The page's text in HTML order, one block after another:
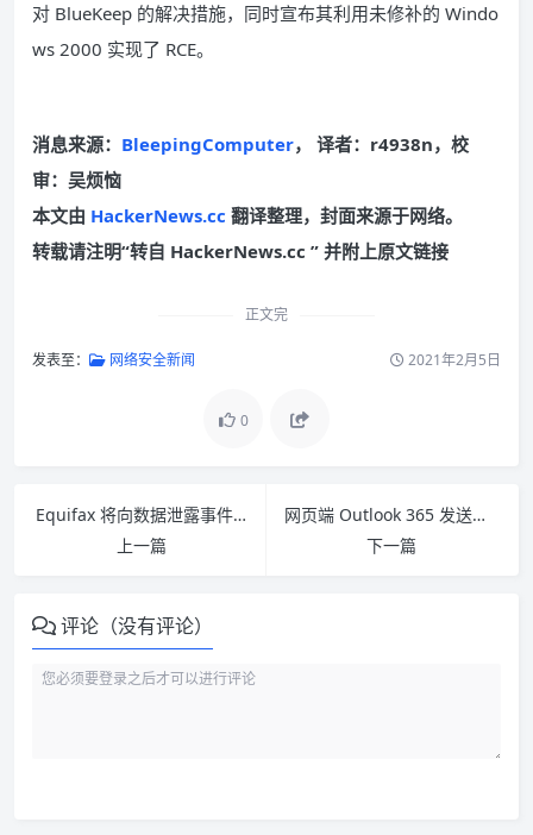
对 BlueKeep 的解决措施，同时宣布其利用未修补的 Windo
ws 2000 实现了 RCE。
消息来源： BleepingComputer， 译者：r4938n，校
审：吴烦恼
本文由 HackerNews.cc 翻译整理，封面来源于网络。
转载请注明“转自 HackerNews.cc ” 并附上原文链接
正文完
发表至： 网络安全新闻 2021年2月5日
0
Equifax 将向数据泄露事件受害者赔偿 125 美元 现已开启线上登记
上一篇
网页端 Outlook 365 发送的邮件会泄露用户的 IP 地址
下一篇
评论（没有评论）